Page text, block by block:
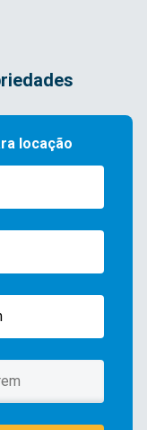
locação